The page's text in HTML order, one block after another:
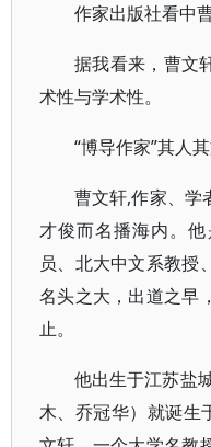
作家出版社看中
据我看来，曹文
术性与学术性。
“博导作家”其人
曹文轩,作家、学
才俊而名播海内。
员、北大中文系教授
名头之大，出道之早
止。
他出生于江苏盐
木、乔冠华）就诞生